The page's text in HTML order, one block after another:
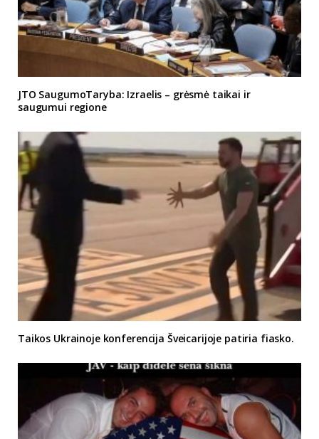
JTO SaugumoTaryba: Izraelis – grėsmė taikai ir
saugumui regione
Taikos Ukrainoje konferencija Šveicarijoje patiria fiasko.